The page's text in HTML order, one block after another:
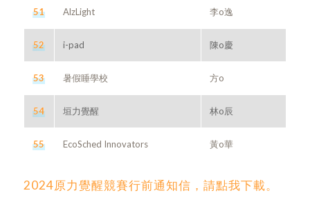
51 AlzLight 李o逸
52 i-pad 陳o慶
53 暑假睡學校 方o
54 垣力覺醒 林o辰
55 EcoSched Innovators 黃o華
2024原力覺醒競賽行前通知信，請點我下載。